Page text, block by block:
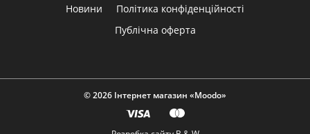
Новини
Політика конфіденційності
Публічна оферта
© 2026 Інтернет магазин «Moodo»